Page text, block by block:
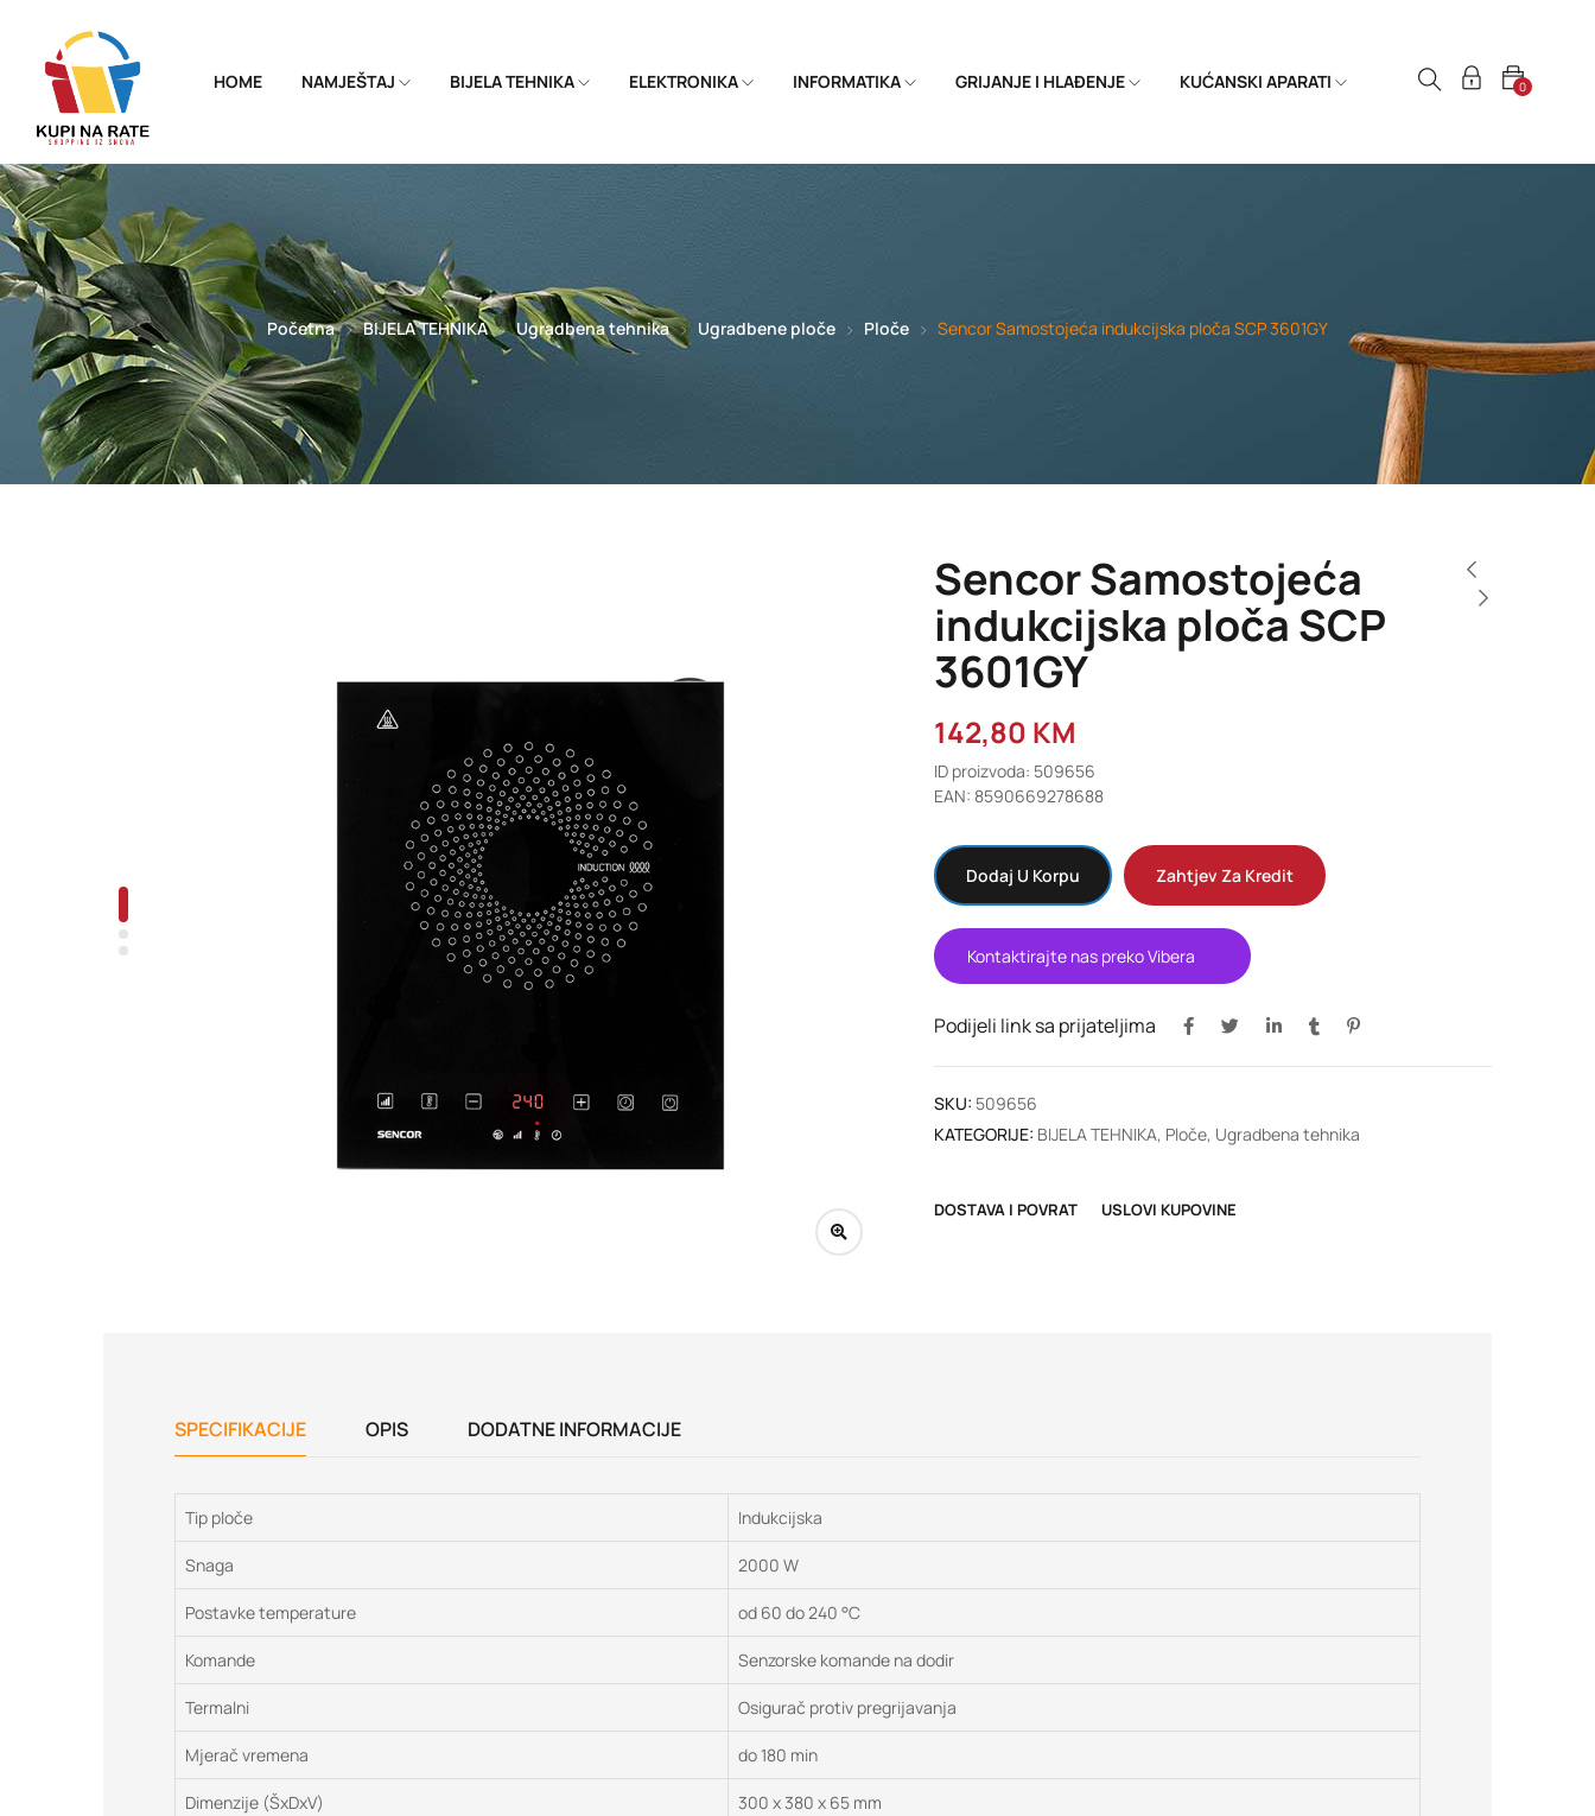
HOME NAMJEŠTAJ BIJELA TEHNIKA ELEKTRONIKA INFORMATIKA GRIJANJE I HLAĐENJE KUĆANSKI APARATI 0
Početna BIJELA TEHNIKA Ugradbena tehnika Ugradbene ploče Ploče Sencor Samostojeća indukcijska ploča SCP 3601GY
Sencor Samostojeća
indukcijska ploča SCP
3601GY
142,80 KM
ID proizvoda: 509656
EAN: 8590669278688
Dodaj U Korpu Zahtjev Za Kredit
Kontaktirajte nas preko Vibera
Podijeli link sa prijateljima
SKU: 509656
KATEGORIJE: BIJELA TEHNIKA, Ploče, Ugradbena tehnika
DOSTAVA I POVRAT USLOVI KUPOVINE
SPECIFIKACIJE OPIS DODATNE INFORMACIJE
Tip ploče Indukcijska
Snaga 2000 W
Postavke temperature od 60 do 240 °C
Komande Senzorske komande na dodir
Termalni Osigurač protiv pregrijavanja
Mjerač vremena do 180 min
Dimenzije (ŠxDxV) 300 x 380 x 65 mm